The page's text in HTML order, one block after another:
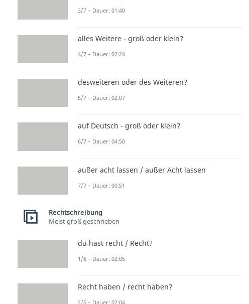
3/7 – Dauer: 01:40
alles Weitere - groß oder klein?
4/7 – Dauer: 02:24
desweiteren oder des Weiteren?
5/7 – Dauer: 02:07
auf Deutsch - groß oder klein?
6/7 – Dauer: 04:50
außer acht lassen / außer Acht lassen
7/7 – Dauer: 00:51
Rechtschreibung
Meist groß geschrieben
du hast recht / Recht?
1/6 – Dauer: 02:05
Recht haben / recht haben?
2/6 – Dauer: 02:04